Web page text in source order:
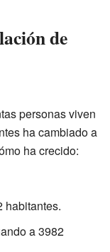
de
personas viven
ha cambiado a
ha crecido:
habitantes.
a 3982